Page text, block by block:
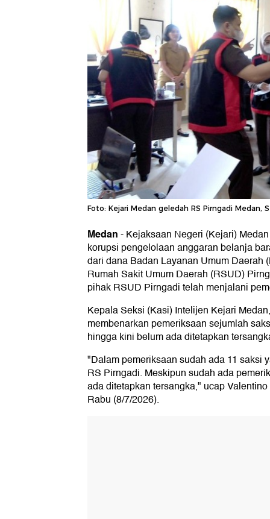
Foto: Kejari Medan geledah RS Pirngadi Medan,
Medan-Kejaksaan Negeri (Kejari)
korupsi pengelolaan anggaran belanja
dari dana Badan Layanan Umum Daerah
Rumah Sakit Umum Daerah (RSUD)
pihak RSUD Pirngadi telah menjalani
Kepala Seksi (Kasi) Intelijen Kejari
membenarkan pemeriksaan sejumlah
hingga kini belum ada ditetapkan
"Dalam pemeriksaan sudah ada 11 saksi
RS Pirngadi. Meskipun sudah ada
ada ditetapkan tersangka," ucap
Rabu (8/7/2026).